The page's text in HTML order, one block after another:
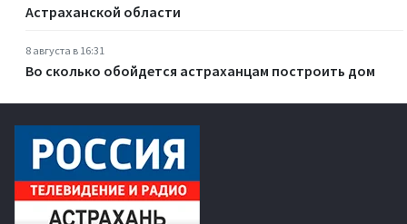
Астраханской области
8 августа в 16:31
Во сколько обойдется астраханцам построить дом